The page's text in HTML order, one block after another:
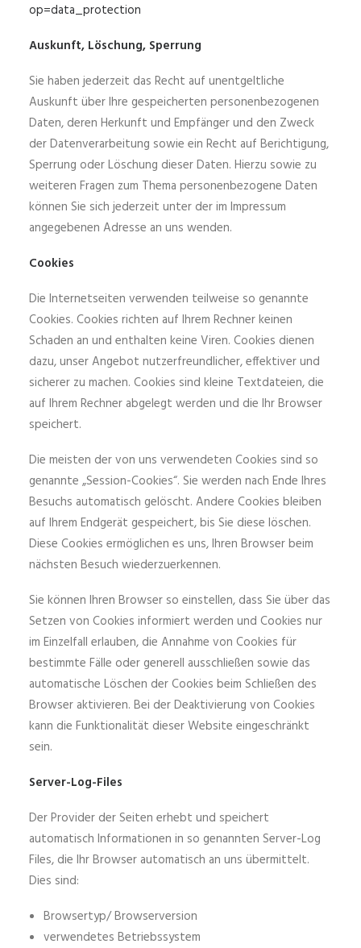
op=data_protection
Auskunft, Löschung, Sperrung
Sie haben jederzeit das Recht auf unentgeltliche
Auskunft über Ihre gespeicherten personenbezogenen
Daten, deren Herkunft und Empfänger und den Zweck
der Datenverarbeitung sowie ein Recht auf Berichtigung,
Sperrung oder Löschung dieser Daten. Hierzu sowie zu
weiteren Fragen zum Thema personenbezogene Daten
können Sie sich jederzeit unter der im Impressum
angegebenen Adresse an uns wenden.
Cookies
Die Internetseiten verwenden teilweise so genannte
Cookies. Cookies richten auf Ihrem Rechner keinen
Schaden an und enthalten keine Viren. Cookies dienen
dazu, unser Angebot nutzerfreundlicher, effektiver und
sicherer zu machen. Cookies sind kleine Textdateien, die
auf Ihrem Rechner abgelegt werden und die Ihr Browser
speichert.
Die meisten der von uns verwendeten Cookies sind so
genannte „Session-Cookies“. Sie werden nach Ende Ihres
Besuchs automatisch gelöscht. Andere Cookies bleiben
auf Ihrem Endgerät gespeichert, bis Sie diese löschen.
Diese Cookies ermöglichen es uns, Ihren Browser beim
nächsten Besuch wiederzuerkennen.
Sie können Ihren Browser so einstellen, dass Sie über das
Setzen von Cookies informiert werden und Cookies nur
im Einzelfall erlauben, die Annahme von Cookies für
bestimmte Fälle oder generell ausschließen sowie das
automatische Löschen der Cookies beim Schließen des
Browser aktivieren. Bei der Deaktivierung von Cookies
kann die Funktionalität dieser Website eingeschränkt
sein.
Server-Log-Files
Der Provider der Seiten erhebt und speichert
automatisch Informationen in so genannten Server-Log
Files, die Ihr Browser automatisch an uns übermittelt.
Dies sind:
Browsertyp/ Browserversion
verwendetes Betriebssystem